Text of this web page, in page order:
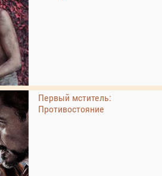
Первый мститель:
Противостояние